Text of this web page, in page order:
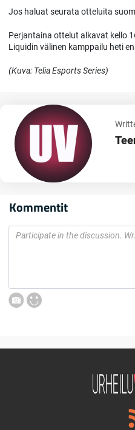
Jos haluat seurata otteluita
Perjantaina ottelut alkavat kello
Liquidin välinen kamppailu heti
(Kuva: Telia Esports Series)
Kommentit